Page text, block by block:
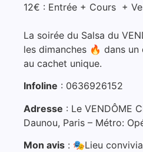
12€ : Entrée + Cours +
La soirée du Salsa du
les dimanches 🔥 dans
au cachet unique.
Infoline : 0636926152
Adresse : Le VENDÔME
Daunou, Paris – Métro:
Mon avis : 🎭Lieu